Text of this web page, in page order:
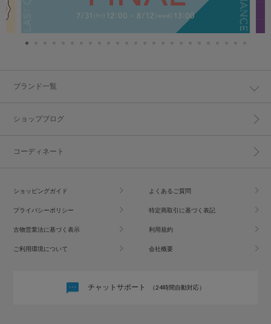
ブランド一覧
ショップブログ
コーディネート
ショッピングガイド よくあるご質問
プライバシーポリシー 特定商取引に基づく表記
古物営業法に基づく表示 利用規約
ご利用環境について 会社概要
チャットサポート （24時間自動対応）